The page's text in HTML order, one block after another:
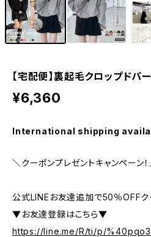
【宅配便】裏起毛クロップド
¥6,360
International shipping
＼クーポンプレゼントキャンペーン
公式LINEお友達追加で50％OFFク
▼お友達登録はこちら▼
https://line.me/R/ti/p/